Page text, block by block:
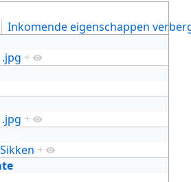
Inkomende eigenschappen
+
+
+